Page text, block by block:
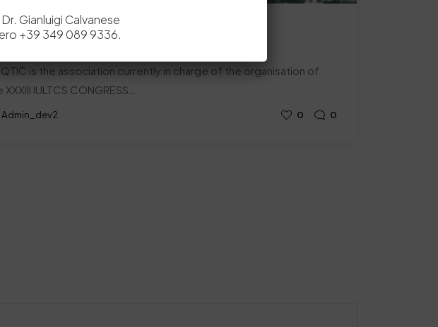
is the association currently in charge of the organisation of
XXXIII IULTCS CONGRESS…
Admin_dev2 0 0
Gianluigi Calvanese
+39 349 089 9336.